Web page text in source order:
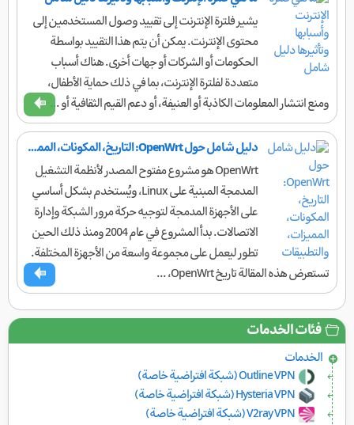
يشير فلترة الإنترنت إلى تقييد وصول المستخدمين إلى
محتوى الإنترنت. يمكن أن يتم هذا التقييد بواسطة
الحكومات أو الشركات أو جهات أخرى. هناك أسباب
متعددة لفلترة الإنترنت، بما في ذلك حماية الأطفال،
ومنع انتشار المعلومات الكاذبة أو العنيفة، أو دعم القيم الثقافية أو ...
دليل شامل حول OpenWrt: التاريخ، المكونات، المميزات، والتطبيقات
OpenWrt هو مشروع مفتوح المصدر لأنظمة التشغيل
المدمجة المبنية على Linux، ويُستخدم بشكل أساسي
على الأجهزة المدمجة لتوجيه حركة مرور الشبكة وإدارة
الاتصالات. بدأ المشروع في عام 2004 ومنذ ذلك الحين
تطور ليعمل على مجموعة واسعة من الأجهزة المختلفة.
تستعرض هذه المقالة تاريخ OpenWrt، ...
فئات الخدمات
الخدمات
Outline VPN (شبكة افتراضية خاصة)
Hysteria VPN (شبكة افتراضية خاصة)
V2ray VPN (شبكة افتراضية خاصة)